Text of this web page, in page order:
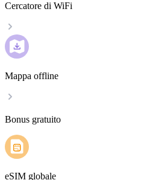
Cercatore di WiFi
Mappa offline
Bonus gratuito
eSIM globale